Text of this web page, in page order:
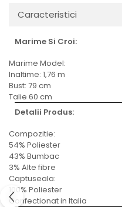
Caracteristici
Marime Si Croi:
Marime Model:
Inaltime: 1,76 m
Bust: 79 cm
Talie 60 cm
Detalii Produs:
Compozitie:
54% Poliester
43% Bumbac
3% Alte fibre
Captuseala:
100% Poliester
Confectionat in Italia